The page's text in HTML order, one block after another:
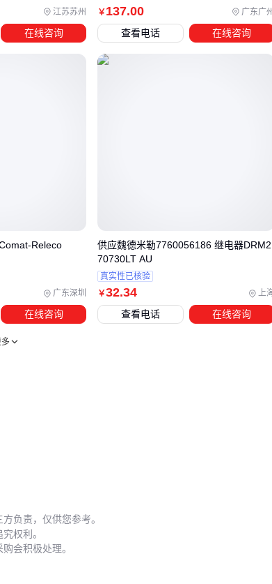
要状态指示的场景，双色LED按钮指示灯
能直观显示
状态，而接触器辅助触点
则可扩展控制回路。这些
装和维护中容易被忽视的三个关键点
择了合适的按钮和配套设备，安装不当仍可能导致性能
定底座时要确保
接触器安装导轨
的平整度，避免因
积导致，必要时使用
，建议加装
江苏苏州
在线咨询
￥137.00 广东广
查看电话 在线咨询
广东深圳
Releco
在线咨询
￥32.34 上
供应魏德米勒7760056186 继电器DRM2
70730LT AU
真实性已核验
查看电话 在线咨询
负责，仅供您参考。
权利。
会积极处理。